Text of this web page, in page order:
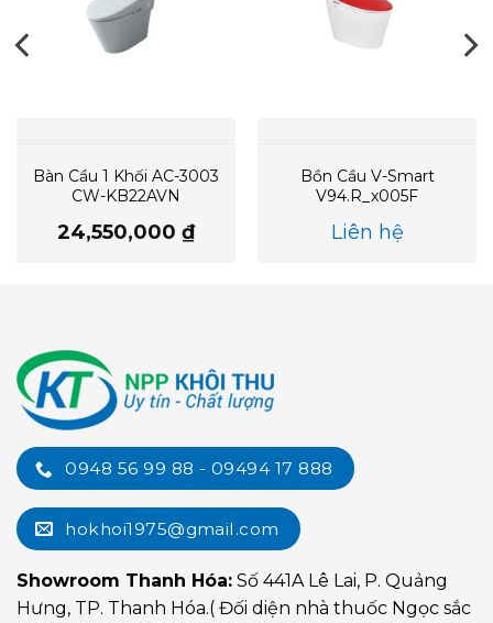
Bàn Cầu 1 Khối AC-3003
CW-KB22AVN
24,550,000 ₫
Bồn Cầu V-Smart
V94.R_x005F
Liên hệ
0948 56 99 88 - 09494 17 888
hokhoi1975@gmail.com
Showroom Thanh Hóa: Số 441A Lê Lai, P. Quảng
Hưng, TP. Thanh Hóa.( Đối diện nhà thuốc Ngọc sắc